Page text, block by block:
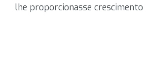
lhe proporcionasse crescimento